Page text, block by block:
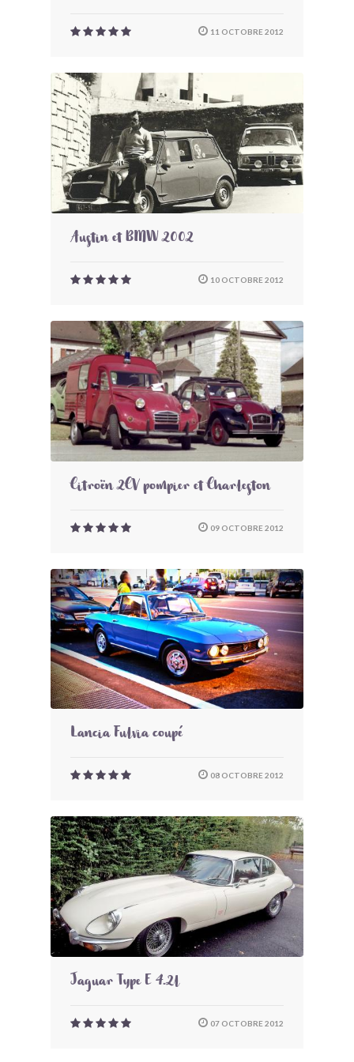
11 OCTOBRE 2012
Austin et BMW 2002
10 OCTOBRE 2012
Citroën 2CV pompier et Charleston
09 OCTOBRE 2012
Lancia Fulvia coupé
08 OCTOBRE 2012
Jaguar Type E 4.2l
07 OCTOBRE 2012